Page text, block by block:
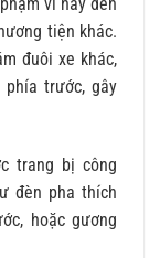
tiện khác.
đuôi xe khác,
trước, gây
trang bị công
đèn pha thích
hoặc gương